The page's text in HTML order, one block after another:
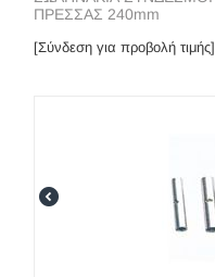
ΠΡΕΣΣΑΣ 240mm
[Σύνδεση για προβολή τιμής]